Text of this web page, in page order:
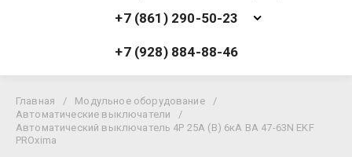
+7 (861) 290-50-23
+7 (928) 884-88-46
Главная / Модульное оборудование
/
Автоматические выключатели
/
Автоматический выключатель 4P 25А (B) 6кА ВА 47-63N EKF
PROxima